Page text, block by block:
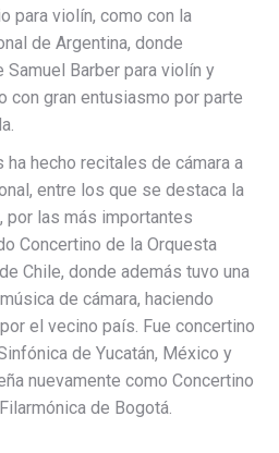
para violín, como con la
de Argentina, donde
Barber para violín y
con gran entusiasmo por parte
hecho recitales de cámara a
entre los que se destaca la
por las más importantes
Concertino de la Orquesta
Chile, donde además tuvo una
de cámara, haciendo
el vecino país. Fue concertino
de Yucatán, México y
nuevamente como Concertino
de Bogotá.